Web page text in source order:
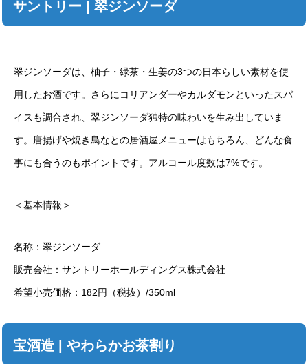
サントリー | 翠ジンソーダ
翠ジンソーダは、柚子・緑茶・生姜の3つの日本らしい素材を使
用したお酒です。さらにコリアンダーやカルダモンといったスパ
イスも調合され、翠ジンソーダ独特の味わいを生み出していま
す。唐揚げや焼き鳥なとの居酒屋メニューはもちろん、どんな食
事にも合うのもポイントです。アルコール度数は7%です。
＜基本情報＞
名称：翠ジンソーダ
販売会社：サントリーホールディングス株式会社
希望小売価格：182円（税抜）/350ml
宝酒造 | やわらかお茶割り